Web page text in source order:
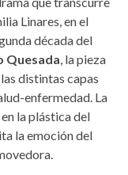
Linares, en el
década del
Quesada, la pieza
distintas capas
enfermedad. La
la plástica del
la emoción del